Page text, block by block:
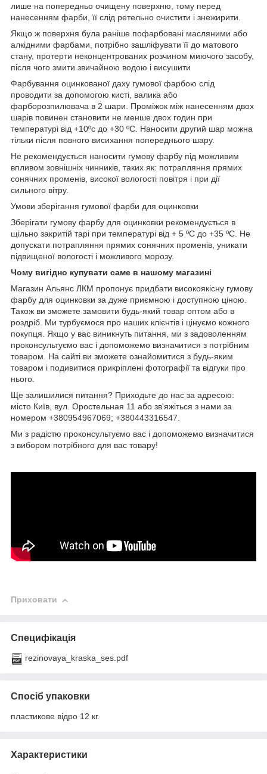
лише на попередньо очищену поверхню, тому перед
нанесенням фарби, її слід ретельно очистити і знежирити.
Якщо ж поверхня була раніше пофарбовані масляними або
алкідними фарбами, потрібно зашліфувати її до матового
стану, протерти неконцентрованих розчином миючого засобу,
після чого змити звичайною водою і висушити
Фарбування оцинкованої даху гумової фарбою слід
проводити за допомогою кисті, валика або
фарборозпилювача в 2 шари. Проміжок між нанесенням двох
шарів повинен становити не менше двох годин при
температурі від +10ºс до +30 ºС. Наносити другий шар можна
тільки після повного висихання попереднього шару.
Не рекомендується наносити гумову фарбу під можливим
впливом зовнішніх чинників, таких як: потрапляння прямих
сонячних променів, високої вологості повітря і при дії
сильного вітру.
Умови зберігання гумової фарби для оцинковки
Зберігати гумову фарбу для оцинковки рекомендується в
щільно закритій тарі при температурі від + 5 ºС до +35 ºС. Не
допускати потрапляння прямих сонячних променів, уникати
підвищеної вологості і можливого морозу.
Чому вигідно купувати саме в нашому магазині
Магазин Альянс ЛКМ пропонує придбати високоякісну гумову
фарбу для оцинковки за дуже приємною і доступною ціною.
Також ви зможете замовити будь-який товар оптом або в
роздріб. Ми турбуємося про наших клієнтів і цінуємо кожного
покупця. Якщо у вас виникнуть питання, ми з задоволенням
проконсультуємо вас і допоможемо визначитися з потрібним
товаром. На сайті ви зможете ознайомитися з будь-яким
товаром і подивитися прикріплені фотографії та відгуки про
нього.
Ще залишилися питання? Приходьте до нас за адресою:
місто Київ, вул. Оростельная 11 або зв'яжіться з нами за
номером +380954967069; +380443316547.
Ми з радістю проконсультуємо вас і допоможемо визначитися
з вибором потрібного для вас товару!
Приховати
Специфікація
rezinovaya_kraska_ses.pdf
Спосіб упаковки
пластикове відро 12 кг.
Характеристики